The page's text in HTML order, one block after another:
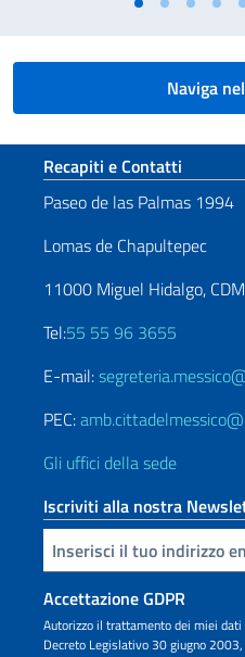
Naviga
Sezione footer
Recapiti e Contatti
Paseo de las Palmas 1994
Lomas de Chapultepec
11000 Miguel Hidalgo,
Tel:55 55 96 3655
E-mail:
PEC:
Gli uffici della sede
Iscriviti alla nostra
Inserisci la tua email
Accettazione GDPR
Autorizzo il trattamento dei miei dati
Decreto Legislativo 30 giugno